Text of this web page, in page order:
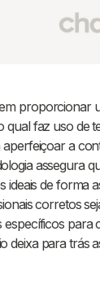
proporcionar
faz uso de
a
assegura
ideais de forma
corretos
específicos para
deixa para trás